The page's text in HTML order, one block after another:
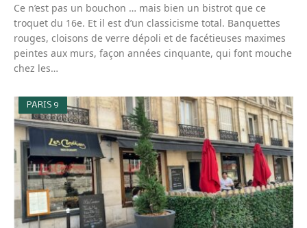
Ce n’est pas un bouchon … mais bien un bistrot que ce
troquet du 16e. Et il est d’un classicisme total. Banquettes
rouges, cloisons de verre dépoli et de facétieuses maximes
peintes aux murs, façon années cinquante, qui font mouche
chez les…
PARIS 9